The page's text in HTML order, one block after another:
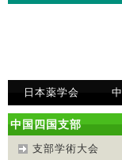
日本薬学会
中国四国支部
支部学術大会